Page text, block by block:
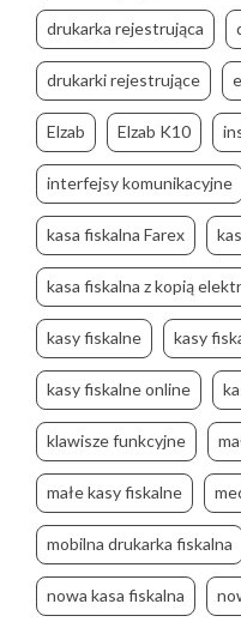
drukarka rejestrująca
drukarki rejestrujące
Elzab Elzab K10
interfejsy komunikacyjne
kasa fiskalna Farex
kasa fiskalna z kopią
kasy fiskalne kasy
kasy fiskalne online
klawisze funkcyjne
małe kasy fiskalne
mobilna drukarka fiskalna
nowa kasa fiskalna